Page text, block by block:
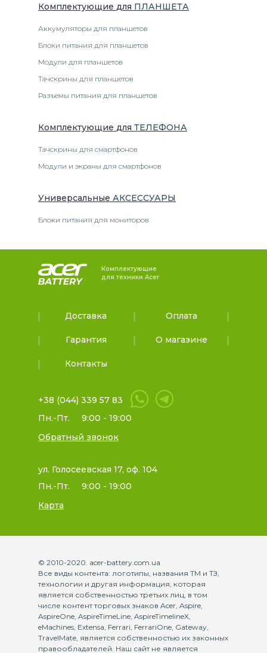
Комплектующие для ПЛАНШЕТА
Аккумуляторы для планшетов
Блоки питания для планшетов
Модули для планшетов
Тачскрины для планшетов
Разъемы питания для планшетов
Комплектующие для ТЕЛЕФОНА
Тачскрины для смартфонов
Модули и экраны для смартфонов
Универсальные АКСЕССУАРЫ
Блоки питания для мониторов
Комплектующие
для техники Acer
Доставка Оплата
Гарантия О магазине
Контакты
+38 (044) 339 57 83
Пн.-Пт.
9:00 - 19:00
Обратный звонок
ул. Голосеевская 17, оф. 104
Пн.-Пт.
9:00 - 19:00
Карта
© 2010-2020. acer-battery.com.ua
Все виды контента: логотипы, названия ТМ и ТЗ,
технологии и другая информация, которая
является собственностью третьих лиц, в том
числе контент торговых знаков Acer, Aspire,
AspireOne, AspireTimeLine, AspireTimelineX,
eMachines, Extensa, Ferrari, FerrariOne, Gateway,
TravelMate, является собственностью их законных
правообладателей. Наш сайт не является